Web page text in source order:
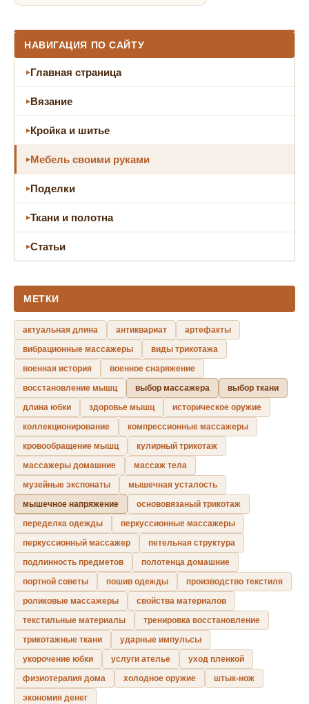
НАВИГАЦИЯ ПО САЙТУ
Главная страница
Вязание
Кройка и шитье
Мебель своими руками
Поделки
Ткани и полотна
Статьи
МЕТКИ
актуальная длина антиквариат
артефакты
вибрационные массажеры
виды трикотажа
военная история
военное снаряжение
восстановление мышц
выбор массажера
выбор ткани
длина юбки
здоровье мышц
историческое оружие
коллекционирование
компрессионные массажеры
кровообращение мышц
кулирный трикотаж
массажеры домашние
массаж тела
музейные экспонаты
мышечная усталость
мышечное напряжение
основовязаный трикотаж
переделка одежды
перкуссионные массажеры
перкуссионный массажер
петельная структура
подлинность предметов
полотенца домашние
портной советы
пошив одежды
производство текстиля
роликовые массажеры
свойства материалов
текстильные материалы
тренировка восстановление
трикотажные ткани
ударные импульсы
укорочение юбки
услуги ателье
уход пленкой
физиотерапия дома
холодное оружие
штык-нож
экономия денег